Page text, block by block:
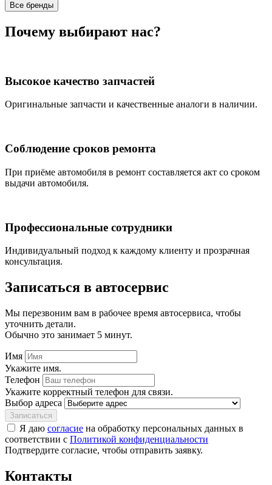
Все бренды
Почему выбирают нас?
Высокое качество запчастей
Оригинальные запчасти и качественные аналоги в наличии.
Соблюдение сроков ремонта
При приёме автомобиля в ремонт составляется акт со сроком
выдачи автомобиля.
Профессиональные сотрудники
Индивидуальный подход к каждому клиенту и прозрачная
консультация.
Записаться в автосервис
Мы перезвоним вам в рабочее время автосервиса, чтобы
уточнить детали.
Обычно это занимает 5 минут.
Имя
Укажите имя.
Телефон
Укажите корректный телефон для связи.
Выбор адреса
Записаться
Я даю согласие на обработку персональных данных в
соответствии с Политикой конфиденциальности
Подтвердите согласие, чтобы отправить заявку.
Контакты